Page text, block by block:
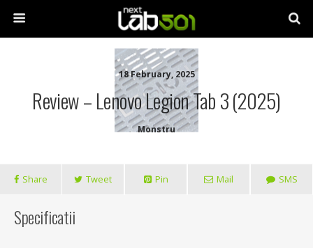
18 February, 2025
Review – Lenovo Legion Tab 3 (2025)
Monstru
Share Tweet Pin Mail SMS
Specificatii